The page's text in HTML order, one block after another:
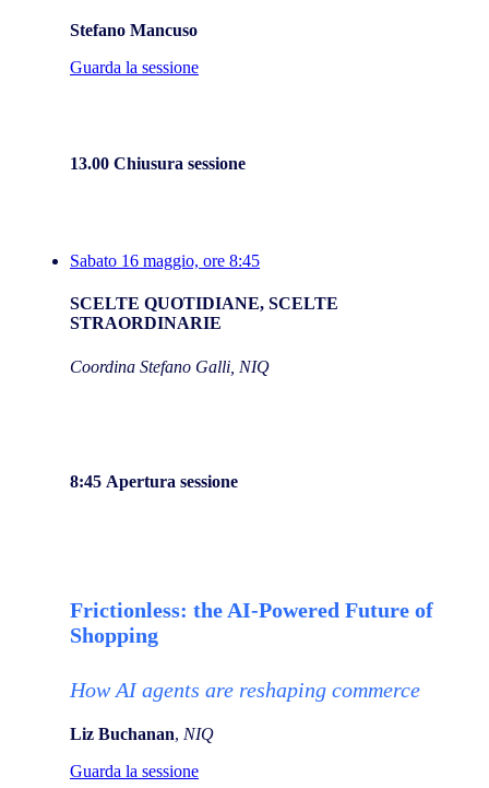
Stefano Mancuso
Guarda la sessione
13.00 Chiusura sessione
Sabato 16 maggio, ore 8:45
SCELTE QUOTIDIANE, SCELTE
STRAORDINARIE
Coordina Stefano Galli, NIQ
8:45 Apertura sessione
Frictionless: the AI-Powered Future of
Shopping
How AI agents are reshaping commerce
Liz Buchanan, NIQ
Guarda la sessione